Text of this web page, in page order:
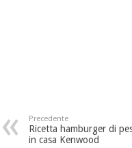
Precedente
Ricetta hamburger di
in casa Kenwood